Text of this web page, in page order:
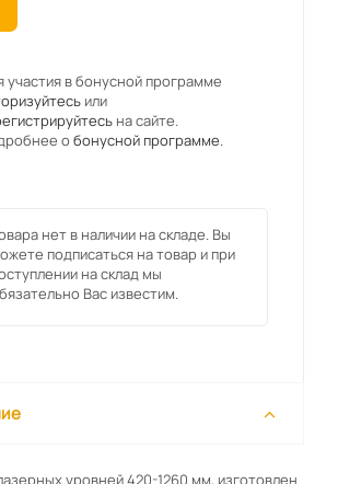
участия в бонусной программе
или
на сайте.
обонусной программе.
нет в наличии на складе. Вы
подписаться на товар и при
на склад мы
Вас известим.
уровней 420-1260 мм, изготовлен